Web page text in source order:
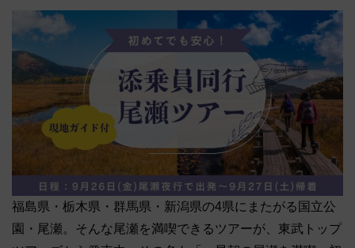
福島県・栃木県・群馬県・新潟県の4県にまたがる国立公
園・尾瀬。そんな尾瀬を満喫できるツアーが、東武トップ